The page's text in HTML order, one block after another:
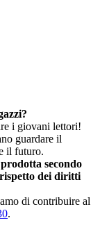
i giovani lettori!
guardare il
il futuro.
secondo
rispetto dei diritti
di contribuire al
.